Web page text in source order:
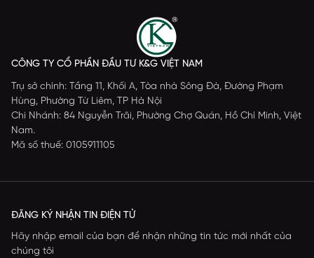
CÔNG TY CỔ PHẦN ĐẦU TƯ K&G VIỆT NAM
Trụ sở chính: Tầng 11, Khối A, Tòa nhà Sông Đà, Đường Phạm
Hùng, Phường Từ Liêm, TP Hà Nội
Chi Nhánh: 84 Nguyễn Trãi, Phường Chợ Quán, Hồ Chí Minh, Việt
Nam.
Mã số thuế: 0105911105
ĐĂNG KÝ NHẬN TIN ĐIỆN TỬ
Hãy nhập email của bạn để nhận những tin tức mới nhất của
chúng tôi